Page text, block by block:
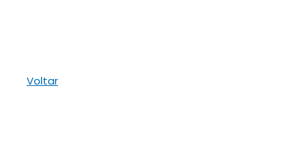
Voltar